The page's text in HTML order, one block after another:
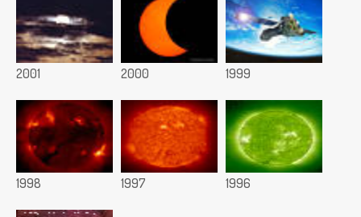
2001 2000 1999
1998 1997 1996